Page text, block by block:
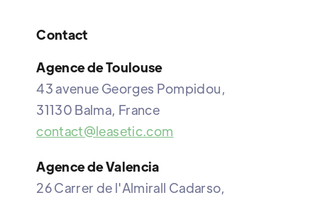
Contact
Agence de Toulouse
43 avenue Georges Pompidou,
31130 Balma, France
contact@leasetic.com
Agence de Valencia
26 Carrer de l'Almirall Cadarso,